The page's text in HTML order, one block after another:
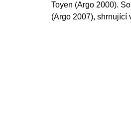
Toyen (Argo 2000).
(Argo 2007), shrnující